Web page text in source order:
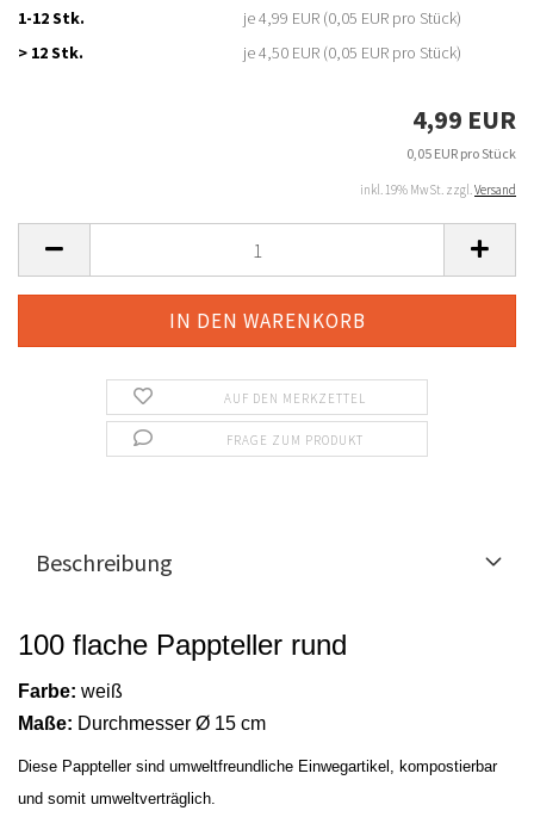
1-12 Stk.
je 4,99 EUR (0,05 EUR pro Stück)
> 12 Stk.
je 4,50 EUR (0,05 EUR pro Stück)
4,99 EUR
0,05 EUR pro Stück
inkl. 19% MwSt. zzgl.Versand
AUF DEN MERKZETTEL
FRAGE ZUM PRODUKT
Beschreibung
100 flache Pappteller rund
Farbe: weiß
Maße: Durchmesser Ø 15 cm
Diese Pappteller sind umweltfreundliche Einwegartikel, kompostierbar
und somit umweltverträglich.